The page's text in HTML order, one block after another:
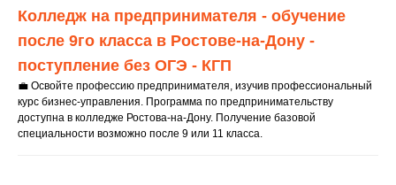
ПОЛУЧИТЬ КОНСУЛЬТАЦИЮ
Колледж на предпринимателя - обучение
после 9го класса в Ростове-на-Дону -
поступление без ОГЭ - КГП
💼 Освойте профессию предпринимателя, изучив профессиональный
курс бизнес-управления. Программа по предпринимательству
доступна в колледже Ростова-на-Дону. Получение базовой
специальности возможно после 9 или 11 класса.